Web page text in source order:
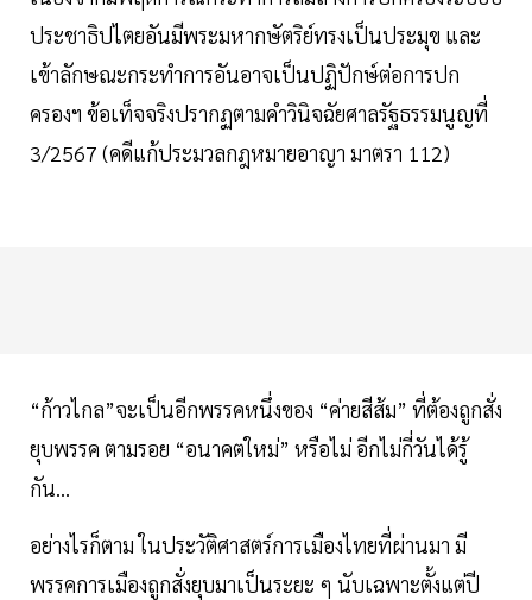
ประชาธิปไตยอันมีพระมหากษัตริย์ทรงเป็นประมุข และ
เข้าลักษณะกระทำการอันอาจเป็นปฏิปักษ์ต่อการปก
ครองฯ ข้อเท็จจริงปรากฏตามคำวินิจฉัยศาลรัฐธรรมนูญที่
3/2567 (คดีแก้ประมวลกฎหมายอาญา มาตรา 112)
“ก้าวไกล”จะเป็นอีกพรรคหนึ่งของ “ค่ายสีส้ม” ที่ต้องถูกสั่ง
ยุบพรรค ตามรอย “อนาคตใหม่” หรือไม่ อีกไม่กี่วันได้รู้
กัน...
อย่างไรก็ตาม ในประวัติศาสตร์การเมืองไทยที่ผ่านมา มี
พรรคการเมืองถูกสั่งยุบมาเป็นระยะ ๆ นับเฉพาะตั้งแต่ปี